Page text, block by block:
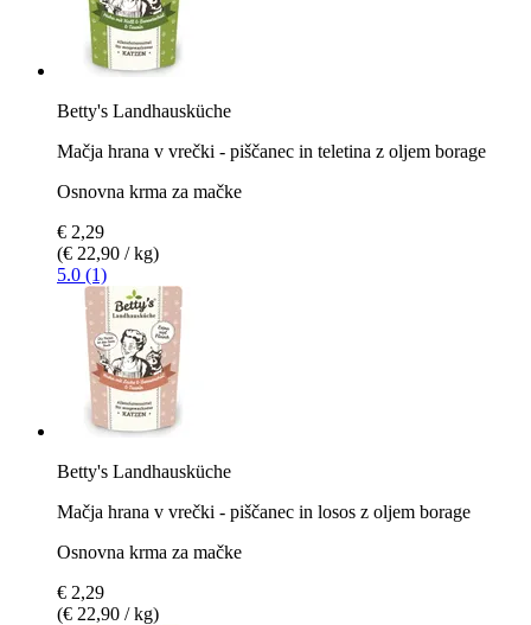
Betty's Landhausküche
Mačja hrana v vrečki - piščanec in teletina z oljem borage
Osnovna krma za mačke
€ 2,29
(€ 22,90 / kg)
5.0 (1)
Betty's Landhausküche
Mačja hrana v vrečki - piščanec in losos z oljem borage
Osnovna krma za mačke
€ 2,29
(€ 22,90 / kg)